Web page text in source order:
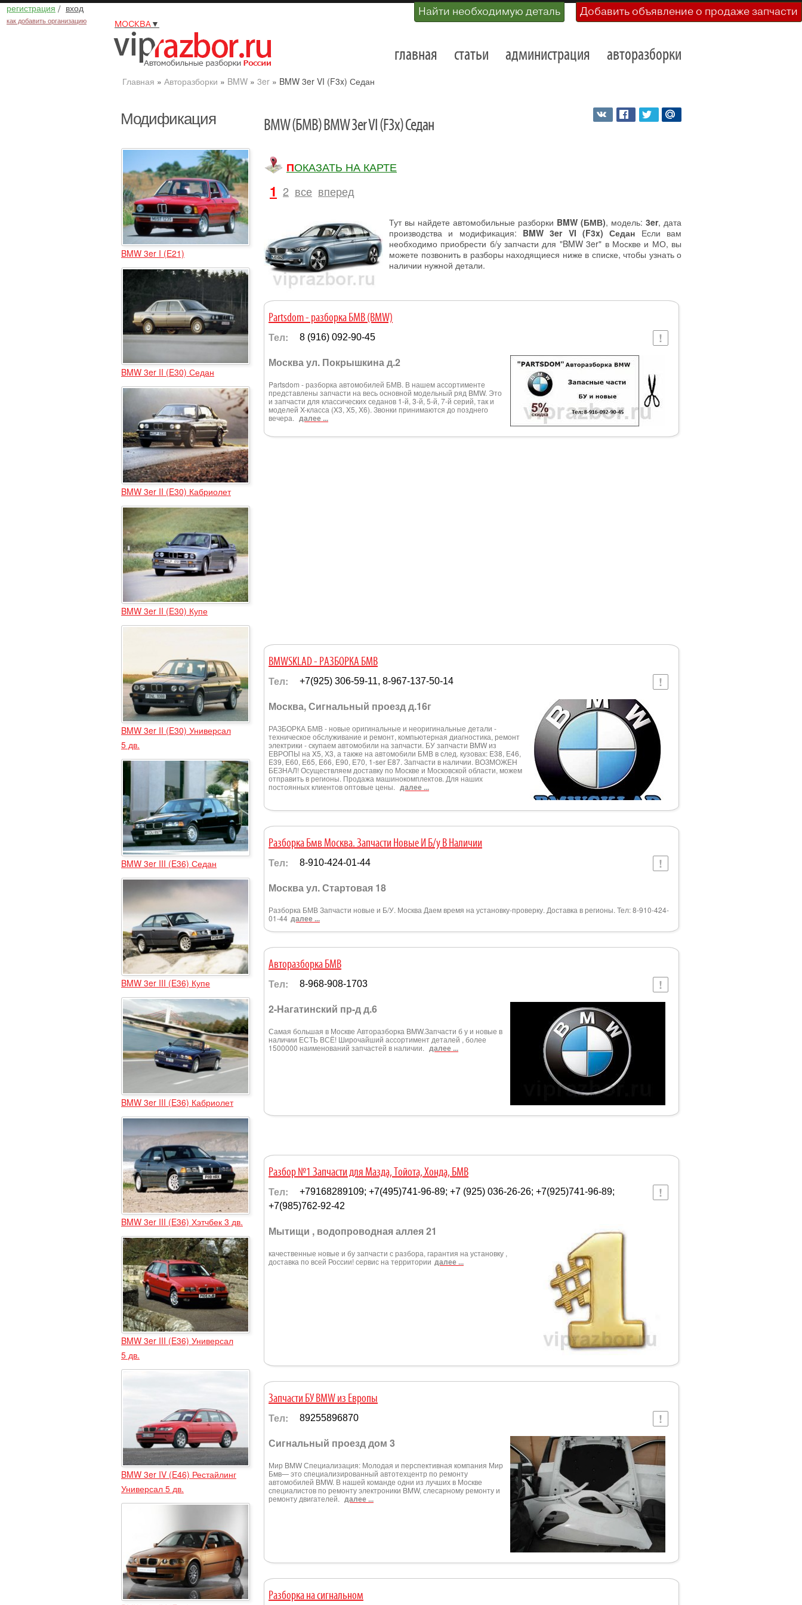
регистрация / вход
как добавить организацию
Найти необходимую деталь Добавить объявление о продаже запчасти
МОСКВА▼
главная статьи администрация авторазборки
Главная » Авторазборки » BMW» 3er» BMW 3er VI (F3x) Седан
Модификация
BMW 3er I (E21)
BMW 3er II (E30) Седан
BMW 3er II (E30) Кабриолет
BMW 3er II (E30) Купе
BMW 3er II (E30) Универсал
5 дв.
BMW 3er III (E36) Седан
BMW 3er III (E36) Купе
BMW 3er III (E36) Кабриолет
BMW 3er III (E36) Хэтчбек 3 дв.
BMW 3er III (E36) Универсал
5 дв.
BMW 3er IV (E46) Рестайлинг
Универсал 5 дв.
BMW (БМВ) BMW 3er VI (F3x) Седан
ПОКАЗАТЬ НА КАРТЕ
1 2 все вперед
Тут вы найдете автомобильные разборки BMW (БМВ), модель: 3er, дата
производства и модификация: BMW 3er VI (F3x) Седан Если вам
необходимо приобрести б/у запчасти для "BMW 3er" в Москве и МО, вы
можете позвонить в разборы находящиеся ниже в списке, чтобы узнать о
наличии нужной детали.
Partsdom - разборка БМВ (BMW)
Тел: 8 (916) 092-90-45
Москва ул. Покрышкина д.2
Partsdom - разборка автомобилей БМВ. В нашем ассортименте
представлены запчасти на весь основной модельный ряд BMW. Это
и запчасти для классических седанов 1-й, 3-й, 5-й, 7-й серий, так и
моделей X-класса (X3, X5, X6). Звонки принимаются до позднего
вечера. далее ...
BMWSKLAD - РАЗБОРКА БМВ
Тел: +7(925) 306-59-11, 8-967-137-50-14
Москва, Сигнальный проезд д.16г
РАЗБОРКА БМВ - новые оригинальные и неоригинальные детали -
техническое обслуживание и ремонт, компьютерная диагностика, ремонт
электрики - скупаем автомобили на запчасти. БУ запчасти BMW из
ЕВРОПЫ на X5, Х3, а также на автомобили БМВ в след. кузовах: E38, Е46,
E39, E60, E65, E66, E90, E70, 1-ser Е87. Запчасти в наличии. ВОЗМОЖЕН
БЕЗНАЛ! Осуществляем доставку по Москве и Московской области, можем
отправить в регионы. Продажа машинокомплектов. Для наших
постоянных клиентов оптовые цены. далее ...
Разборка Бмв Москва. Запчасти Новые И Б/у В Наличии
Тел: 8-910-424-01-44
Москва ул. Стартовая 18
Разборка БМВ Запчасти новые и Б/У. Москва Даем время на установку-проверку. Доставка в регионы. Тел: 8-910-424-
01-44 далее ...
Авторазборка БМВ
Тел: 8-968-908-1703
2-Нагатинский пр-д д.6
Самая большая в Москве Авторазборка BMW.Запчасти б у и новые в
наличии ЕСТЬ ВСЁ! Широчайший ассортимент деталей , более
1500000 наименований запчастей в наличии. далее ...
Разбор №1 Запчасти для Мазда, Тойота, Хонда, БМВ
Тел:
+79168289109; +7(495)741-96-89; +7 (925) 036-26-26; +7(925)741-96-89;
+7(985)762-92-42
Мытищи , водопроводная аллея 21
качественные новые и бу запчасти с разбора, гарантия на установку ,
доставка по всей России! сервис на территории далее ...
Запчасти БУ BMW из Европы
Тел: 89255896870
Сигнальный проезд дом 3
Мир BMW Специализация: Молодая и перспективная компания Мир
Бмв— это специализированный автотехцентр по ремонту
автомобилей BMW. В нашей команде одни из лучших в Москве
специалистов по ремонту электроники BMW, слесарному ремонту и
ремонту двигателей. далее ...
Разборка на сигнальном